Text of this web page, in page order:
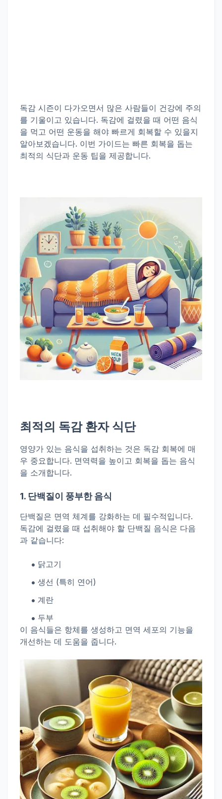
독감 시즌이 다가오면서 많은 사람들이 건강에 주의
를 기울이고 있습니다. 독감에 걸렸을 때 어떤 음식
을 먹고 어떤 운동을 해야 빠르게 회복할 수 있을지
알아보겠습니다. 이번 가이드는 빠른 회복을 돕는
최적의 식단과 운동 팁을 제공합니다.
최적의 독감환자 식단
영양가 있는 음식을 섭취하는 것은 독감 회복에 매
우 중요합니다. 면역력을 높이고 회복을 돕는 음식
을 소개합니다.
1. 단백질 이 풍부한 음식
단백질은 면역 체계를 강화하는 데 필수적입니다.
독감에 걸렸을 때 섭취해야 할 단백질 음식은 다음
과 같습니다:
닭고기
생선 (특히 연어)
계란
두부
이 음식들은 항체를 생성하고 면역 세포의 기능을
개선하는 데 도움을 줍니다.